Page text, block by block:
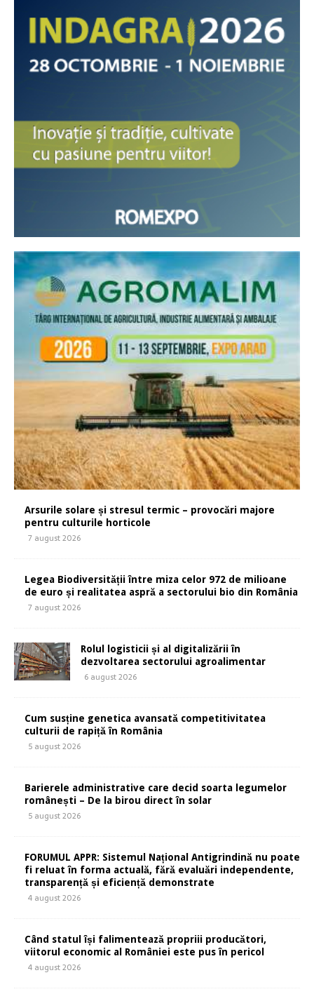
Arsurile solare și stresul termic – provocări majore
pentru culturile horticole
7 august 2026
Legea Biodiversității între miza celor 972 de milioane
de euro și realitatea aspră a sectorului bio din România
7 august 2026
Rolul logisticii și al digitalizării în
dezvoltarea sectorului agroalimentar
6 august 2026
Cum susține genetica avansată competitivitatea
culturii de rapiță în România
5 august 2026
Barierele administrative care decid soarta legumelor
românești – De la birou direct în solar
5 august 2026
FORUMUL APPR: Sistemul Național Antigrindină nu poate
fi reluat în forma actuală, fără evaluări independente,
transparență și eficiență demonstrate
4 august 2026
Când statul își falimentează propriii producători,
viitorul economic al României este pus în pericol
4 august 2026